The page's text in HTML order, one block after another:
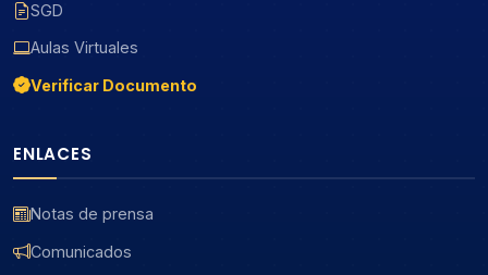
SGD
Aulas Virtuales
Verificar Documento
ENLACES
Notas de prensa
Comunicados